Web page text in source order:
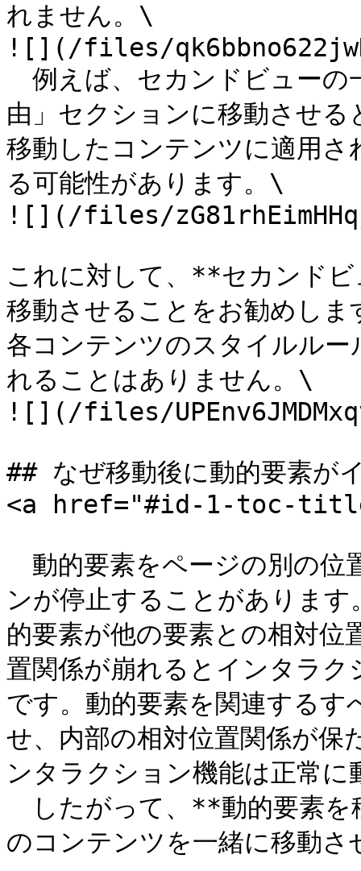
れません。\
![](/files/
例えば、セカンドビューの
由」セクションに移動させ
移動したコンテンツに適用
る可能性があります。\
![](/files/
これに対して、**セカンド
移動させることをお勧めし
各コンテンツのスタイルル
れることはありません。\
![](/files/
## なぜ移動後に動的要素が
<a href="#id-1-toc-
動的要素をページの別の位
ンが停止することがありま
的要素が他の要素との相対位
置関係が崩れるとインタラ
です。動的要素を関連する
せ、内部の相対位置関係が保
ンタラクション機能は正常
したがって、**動的要素を
のコンテンツを一緒に移動